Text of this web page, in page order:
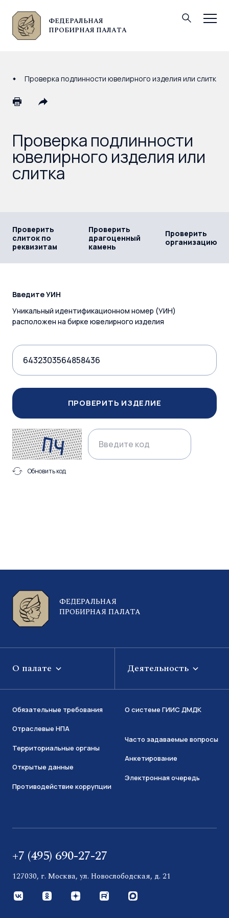
ФЕДЕРАЛЬНАЯ
ПРОБИРНАЯ ПАЛАТА
© Федеральная пробирная палата, 2026
Проверка подлинности ювелирного изделия или слитка
Проверка подлинности
ювелирного изделия или
слитка
Проверить
слиток по
реквизитам
Проверить
драгоценный
камень
Проверить
организацию
Введите УИН
Уникальный идентификационном номер (УИН)
расположен на бирке ювелирного изделия
ПРОВЕРИТЬ ИЗДЕЛИЕ
Обновить код
ФЕДЕРАЛЬНАЯ
ПРОБИРНАЯ ПАЛАТА
О палате Деятельность
Обязательные требования
Отраслевые НПА
Территориальные органы
Открытые данные
Противодействие коррупции
О системе ГИИС ДМДК
Часто задаваемые вопросы
Анкетирование
Электронная очередь
+7 (495) 690-27-27
127030, г. Москва, ул. Новослободская, д. 21